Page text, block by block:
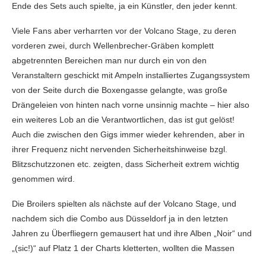
Ende des Sets auch spielte, ja ein Künstler, den jeder kennt.
Viele Fans aber verharrten vor der Volcano Stage, zu deren
vorderen zwei, durch Wellenbrecher-Gräben komplett
abgetrennten Bereichen man nur durch ein von den
Veranstaltern geschickt mit Ampeln installiertes Zugangssystem
von der Seite durch die Boxengasse gelangte, was große
Drängeleien von hinten nach vorne unsinnig machte – hier also
ein weiteres Lob an die Verantwortlichen, das ist gut gelöst!
Auch die zwischen den Gigs immer wieder kehrenden, aber in
ihrer Frequenz nicht nervenden Sicherheitshinweise bzgl.
Blitzschutzzonen etc. zeigten, dass Sicherheit extrem wichtig
genommen wird.
Die Broilers spielten als nächste auf der Volcano Stage, und
nachdem sich die Combo aus Düsseldorf ja in den letzten
Jahren zu Überfliegern gemausert hat und ihre Alben „Noir“ und
„(sic!)“ auf Platz 1 der Charts kletterten, wollten die Massen